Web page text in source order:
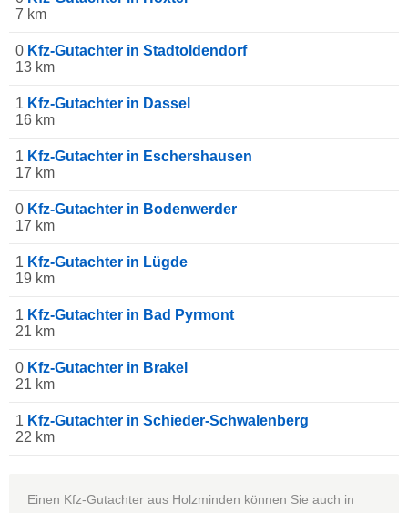
7 km
0 Kfz-Gutachter in Stadtoldendorf
13 km
1 Kfz-Gutachter in Dassel
16 km
1 Kfz-Gutachter in Eschershausen
17 km
0 Kfz-Gutachter in Bodenwerder
17 km
1 Kfz-Gutachter in Lügde
19 km
1 Kfz-Gutachter in Bad Pyrmont
21 km
0 Kfz-Gutachter in Brakel
21 km
1 Kfz-Gutachter in Schieder-Schwalenberg
22 km
Einen Kfz-Gutachter aus Holzminden können Sie auch in